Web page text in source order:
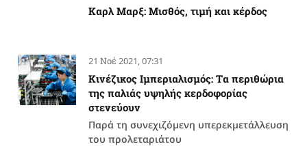
Καρλ Μαρξ: Μισθός, τιμή και κέρδος
21 Νοέ 2021, 07:31
Κινέζικος Ιμπεριαλισμός: Tα περιθώρια
της παλιάς υψηλής κερδοφορίας
στενεύουν
Παρά τη συνεχιζόμενη υπερεκμετάλλευση
του προλεταριάτου